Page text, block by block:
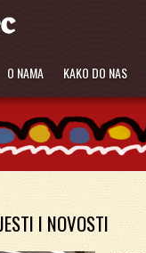
O NAMA KAKO DO NAS
I NOVOSTI